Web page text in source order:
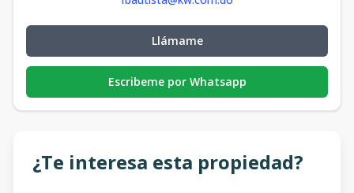
Llámame
Escribeme por Whatsapp
¿Te interesa esta propiedad?